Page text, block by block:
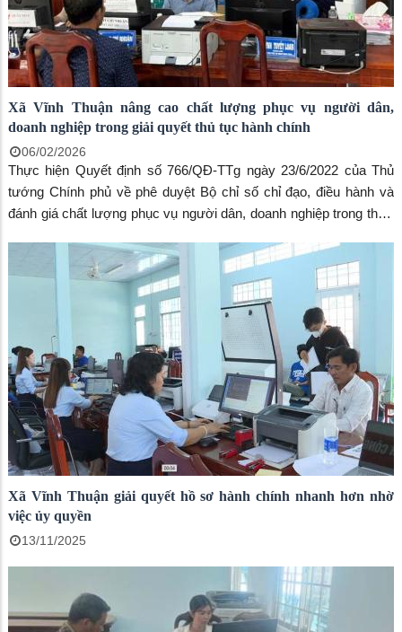
Xã Vĩnh Thuận nâng cao chất lượng phục vụ người dân,
doanh nghiệp trong giải quyết thủ tục hành chính
06/02/2026
Thực hiện Quyết định số 766/QĐ-TTg ngày 23/6/2022 của Thủ
tướng Chính phủ về phê duyệt Bộ chỉ số chỉ đạo, điều hành và
đánh giá chất lượng phục vụ người dân, doanh nghiệp trong thực
trường điện tử, thời gian qua, xã Vĩnh Thuận đã tập trung triển
khai đồng bộ nhiều giải pháp nhằm nâng cao chất lượng phục vụ,
lấy sự hài lòng của người dân, doanh nghiệp làm thước đo hiệu
quả hoạt động hành chính.
Xã Vĩnh Thuận giải quyết hồ sơ hành chính nhanh hơn nhờ
việc ủy quyền
13/11/2025